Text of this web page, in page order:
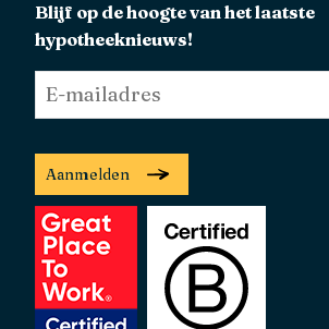
Blijf op de hoogte van het laatste
hypotheeknieuws!
E-
mailadres *
Aanmelden